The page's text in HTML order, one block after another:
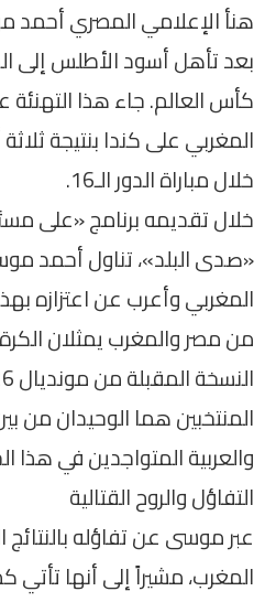
هنأ الإعلامي المصري
بعد تأهل أسود الأطلس إلى
كأس العالم. جاء هذا
المغربي على كندا بنتيجة
خلال مباراة الدور الـ16.
خلال تقديمه برنامج «على
«صدى البلد»، تناول أحمد
المغربي وأعرب عن اعتزازه
من مصر والمغرب يمثلان الكرة
المنتخبين هما الوحيدان من
والعربية المتواجدين في هذا
التفاؤل والروح القتالية
عبر موسى عن تفاؤله
المغرب، مشيراً إلى أنها تأتي